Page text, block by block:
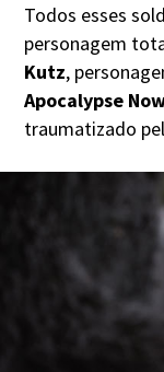
Todos esses
personagem
Kutz,
Apocalypse
traumatizado